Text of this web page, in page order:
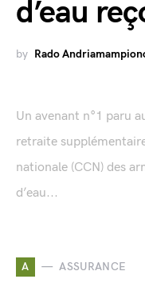
d’eau
by Rado
Un avenant n°1 paru
retraite
nationale (CCN) des
d’eau...
A ASSURANCE